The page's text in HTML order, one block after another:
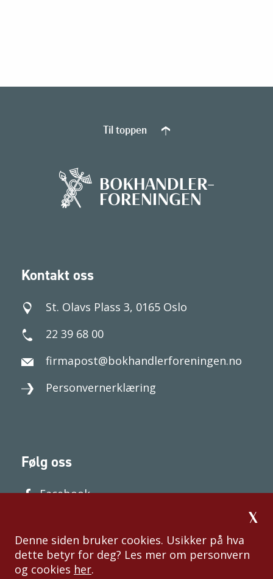
Denne siden bruker cookies. Usikker på hva
dette betyr for deg? Les mer om personvern
og cookies her.
Kontakt oss
St. Olavs Plass 3, 0165 Oslo
22 39 68 00
firmapost@bokhandlerforeningen.no
Personvernerklæring
Følg oss
Facebook
Til toppen